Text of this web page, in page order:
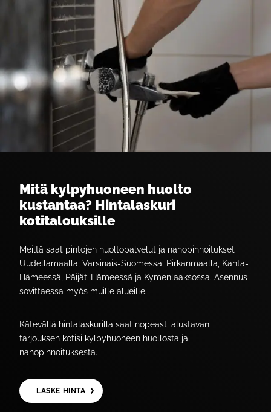
Mitä kylpyhuoneen huolto
kustantaa? Hintalaskuri
kotitalouksille
Meiltä saat pintojen huoltopalvelut ja nanopinnoitukset
Uudellamaalla, Varsinais-Suomessa, Pirkanmaalla, Kanta-
Hämeessä, Päijät-Hämeessä ja Kymenlaaksossa. Asennus
sovittaessa myös muille alueille.
Kätevällä hintalaskurilla saat nopeasti alustavan
tarjouksen kotisi kylpyhuoneen huollosta ja
nanopinnoituksesta.
LASKE HINTA